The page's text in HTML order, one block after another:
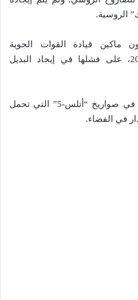
الروسية.
ماكين قيادة القوات الجوية
الأمريكية، في مارس/ آذار 2015، على فشلها في إيجاد البديل
وتستخدم محركات “أر دي-180” في صواريخ “أتلس-5” التي تحمل
في الفضاء.